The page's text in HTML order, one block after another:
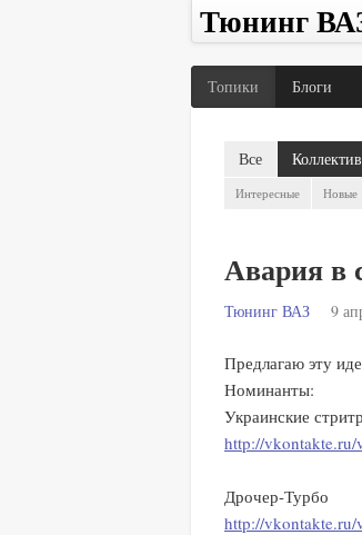
Тюнинг
Топики Блоги
Все
Интересные Новые
Авария в
Тюнинг ВАЗ 9
Предлагаю эту
Номинанты:
Украинские
http://
Дрочер-Турбо
http://